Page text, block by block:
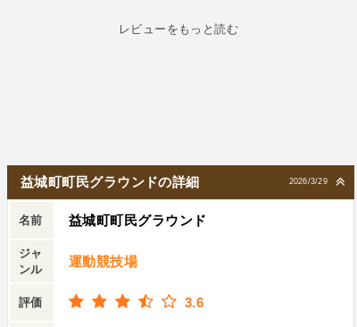
レビューをもっと読む
2026/3/29
益城町町民グラウンドの詳細
名前 益城町町民グラウンド
ジャ
ンル
運動競技場
評価 3.6